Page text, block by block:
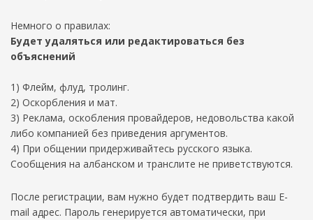
Немного о правилах:
Будет удаляться или редактироваться без
объяснений
1) Флейм, флуд, тролинг.
2) Оскорбления и мат.
3) Реклама, оскобления провайдеров, недовольства какой
либо компанией без приведения аргументов.
4) При общении придерживайтесь русского языка.
Сообщения на албанском и транслите не приветствуются.
После регистрации, вам нужно будет подтвердить ваш E-
mail адрес. Пароль генерируется автоматически, при